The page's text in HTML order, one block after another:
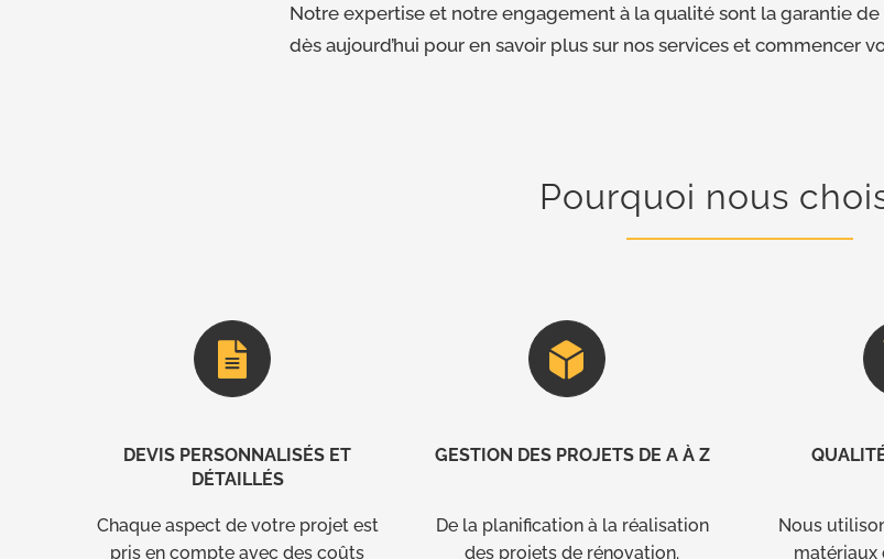
Notre expertise et notre engagement à la qualité sont la garantie
dès aujourd’hui pour en savoir plus sur nos services et commencer
Pourquoi nous
DEVIS PERSONNALISÉS ET
DÉTAILLÉS
Chaque aspect de votre projet est
pris en compte avec des coûts
GESTION DES PROJETS DE A À Z
De la planification à la réalisation
des projets de rénovation.
Nous
matériaux